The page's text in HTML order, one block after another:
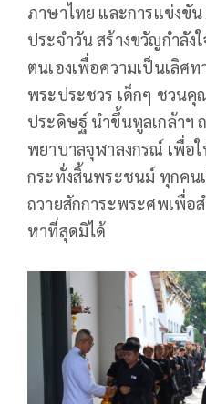
ภาษาไทย และการแข่งขั
ประจำวัน สร้างขวัญกำลั
ตนเองเพื่อความเป็นเลิศ
พระประชวร เด็กๆ ชวน
ประดิษฐ์ นำขึ้นทูลเกล้าฯ
พยาบาลจุฬาลงกรณ์ เพื่อ
กระทั่งสิ้นพระชนม์ ทุกคน
ถวายสักการะพระศพเพื่
หาที่สุดมิได้